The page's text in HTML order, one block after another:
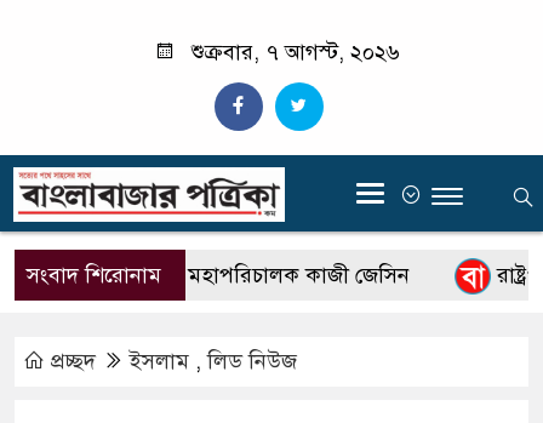
শুক্রবার, ৭ আগস্ট, ২০২৬
‍
সংবাদ শিরোনাম
বিটিভির নতুন মহাপরিচালক কাজী জেসিন
প্রচ্ছদ ইসলাম ,লিড নিউজ